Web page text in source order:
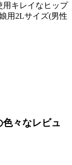
用キレイなヒップ
用2Lサイズ(男性
々なレビュ